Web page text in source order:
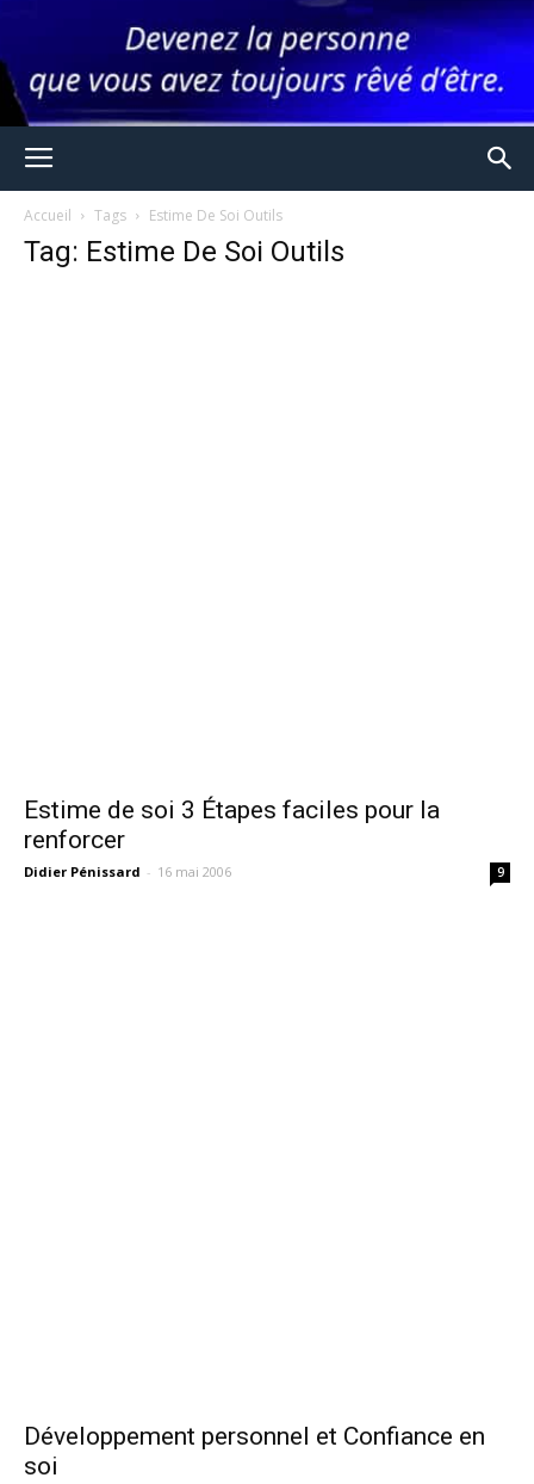
Accueil Tags Estime De Soi Outils
Tag: Estime De Soi Outils
Estime de soi 3 Étapes faciles pour la
renforcer
Didier Pénissard - 16 mai 2006 9
Développement personnel et Confiance en
soi